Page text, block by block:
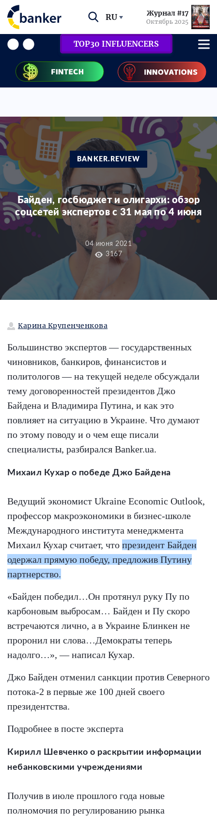
RU Журнал #17
Октябрь 2025
TOP30 INFLUENCERS
BANKER.REVIEW
Байден, госбюджет и олигархи: обзор
соцсетей экспертов с 31 мая по 4 июня
04 июня 2021
3167
Карина Крупенченкова
Большинство экспертов — государственных
чиновников, банкиров, финансистов и
политологов — на текущей неделе обсуждали
тему договоренностей президентов Джо
Байдена и Владимира Путина, и как это
повлияет на ситуацию в Украине. Что думают
по этому поводу и о чем еще писали
специалисты, разбирался Banker.ua.
Михаил Кухар о победе Джо Байдена
Ведущий экономист Ukraine Economic Outlook,
профессор макроэкономики в бизнес-школе
Международного института менеджмента
Михаил Кухар считает, что президент Байден
одержал прямую победу, предложив Путину
партнерство.
«Байден победил…Он протянул руку Пу по
карбоновым выбросам… Байден и Пу скоро
встречаются лично, а в Украине Блинкен не
проронил ни слова…Демократы теперь
надолго…», — написал Кухар.
Джо Байден отменил санкции против Северного
потока-2 в первые же 100 дней своего
президентства.
Подробнее в посте эксперта
Кирилл Шевченко о раскрытии информации
небанковскими учреждениями
Получив в июле прошлого года новые
полномочия по регулированию рынка